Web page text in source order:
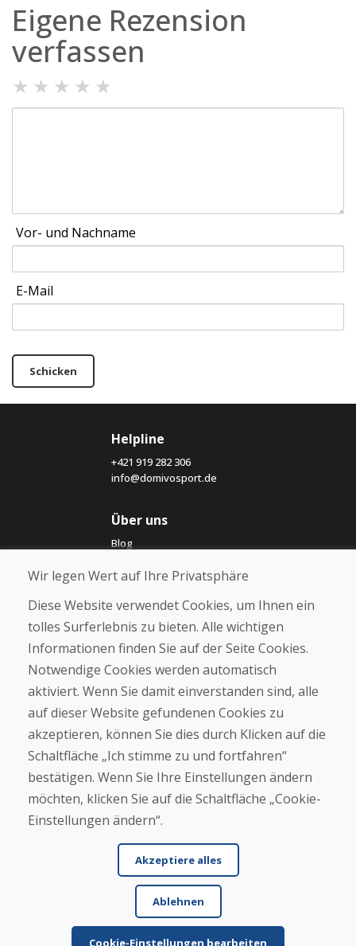
Eigene Rezension
verfassen
★ ★ ★ ★ ★
Vor- und Nachname
E-Mail
Schicken
Helpline
+421 919 282 306
info@domivosport.de
Über uns
Blog
Geschäft
Kaufen
E-Shop
Impressum
Geschäftsbedingungen
Zahlung
Beschwerde
Rückgabe und Umtausch von Waren
Cookies
© DOMIVOSPORT 2026, Alle Rechte vorbehalten
Wir legen Wert auf Ihre Privatsphäre
Diese Website verwendet Cookies, um Ihnen ein
tolles Surferlebnis zu bieten. Alle wichtigen
Informationen finden Sie auf der Seite Cookies.
Notwendige Cookies werden automatisch
aktiviert. Wenn Sie damit einverstanden sind, alle
auf dieser Website gefundenen Cookies zu
akzeptieren, können Sie dies durch Klicken auf die
Schaltfläche „Ich stimme zu und fortfahren“
bestätigen. Wenn Sie Ihre Einstellungen ändern
möchten, klicken Sie auf die Schaltfläche „Cookie-
Einstellungen ändern“.
Akzeptiere alles
Ablehnen
Cookie-Einstellungen bearbeiten